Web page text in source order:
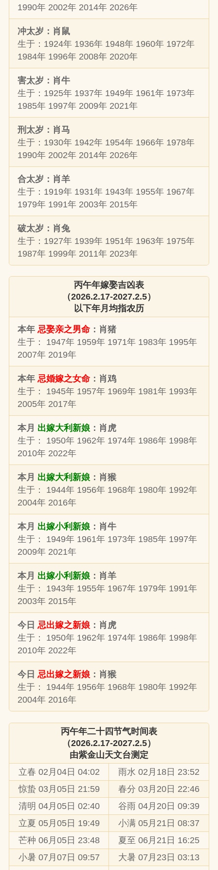
1990年 2002年 2014年 2026年
冲太岁：肖鼠
生于：1924年 1936年 1948年 1960年 1972年
1984年 1996年 2008年 2020年
害太岁：肖牛
生于：1925年 1937年 1949年 1961年 1973年
1985年 1997年 2009年 2021年
刑太岁：肖马
生于：1930年 1942年 1954年 1966年 1978年
1990年 2002年 2014年 2026年
合太岁：肖羊
生于：1919年 1931年 1943年 1955年 1967年
1979年 1991年 2003年 2015年
破太岁：肖兔
生于：1927年 1939年 1951年 1963年 1975年
1987年 1999年 2011年 2023年
丙午年嫁娶吉凶表
（2026.2.17-2027.2.5）
以下年月均指农历
本年 忌娶亲之男命：肖猪
生于： 1947年 1959年 1971年 1983年 1995年
2007年 2019年
本年 忌婚嫁之女命：肖鸡
生于： 1945年 1957年 1969年 1981年 1993年
2005年 2017年
本月 出嫁大利新娘：肖虎
生于： 1950年 1962年 1974年 1986年 1998年
2010年 2022年
本月 出嫁大利新娘：肖猴
生于： 1944年 1956年 1968年 1980年 1992年
2004年 2016年
本月 出嫁小利新娘：肖牛
生于： 1949年 1961年 1973年 1985年 1997年
2009年 2021年
本月 出嫁小利新娘：肖羊
生于： 1943年 1955年 1967年 1979年 1991年
2003年 2015年
今日 忌出嫁之新娘：肖虎
生于： 1950年 1962年 1974年 1986年 1998年
2010年 2022年
今日 忌出嫁之新娘：肖猴
生于： 1944年 1956年 1968年 1980年 1992年
2004年 2016年
丙午年二十四节气时间表
（2026.2.17-2027.2.5）
由紫金山天文台测定
立春 02月04日 04:02
雨水 02月18日 23:52
惊蛰 03月05日 21:59
春分 03月20日 22:46
清明 04月05日 02:40
谷雨 04月20日 09:39
立夏 05月05日 19:49
小满 05月21日 08:37
芒种 06月05日 23:48
夏至 06月21日 16:25
小暑 07月07日 09:57
大暑 07月23日 03:13